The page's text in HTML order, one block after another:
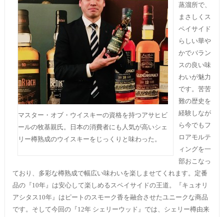
マスター・オブ・ウイスキーの資格を持つアサヒビ
ールの牧基親氏。日本の消費者にも人気が高いシェ
リー樽熟成のウイスキーをじっくりと味わった。
蒸溜所で、
まさしくス
ペイサイド
らしい華や
かでバラン
スの良い味
わいが魅力
です。苦苦
難の歴史を
経験しなが
ら今でもフ
ロアモルテ
ィングを一
部おこなっ
ており、多彩な樽熟成で幅広い味わいを楽しませてくれます。定番
品の『10年』は安心して楽しめるスペイサイドの王道。『キュオリ
アシタス10年』はピートのスモーク香を融合させたユニークな商品
です。そして今回の『12年 シェリーウッド』では、シェリー樽由来